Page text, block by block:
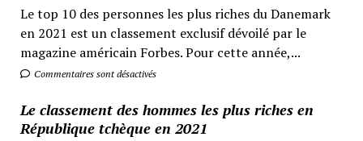
Le top 10 des personnes les plus riches du Danemark
en 2021 est un classement exclusif dévoilé par le
magazine américain Forbes. Pour cette année,...
Commentaires sont désactivés
Le classement des hommes les plus riches en
République tchèque en 2021